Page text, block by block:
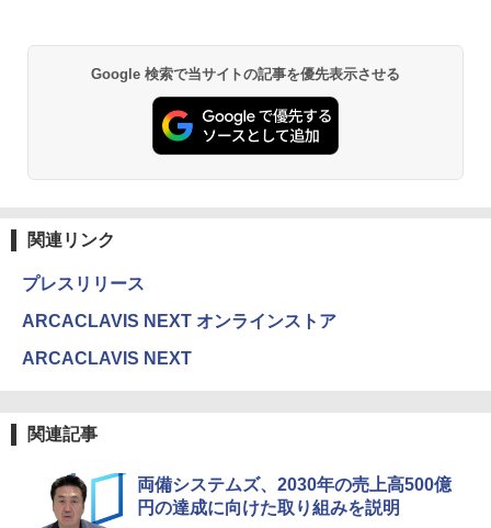
Google 検索で当サイトの記事を優先表示させる
関連リンク
プレスリリース
ARCACLAVIS NEXT オンラインストア
ARCACLAVIS NEXT
関連記事
両備システムズ、2030年の売上高500億
円の達成に向けた取り組みを説明